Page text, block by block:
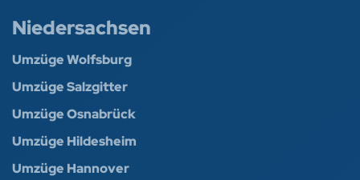
Niedersachsen
Umzüge Wolfsburg
Umzüge Salzgitter
Umzüge Osnabrück
Umzüge Hildesheim
Umzüge Hannover